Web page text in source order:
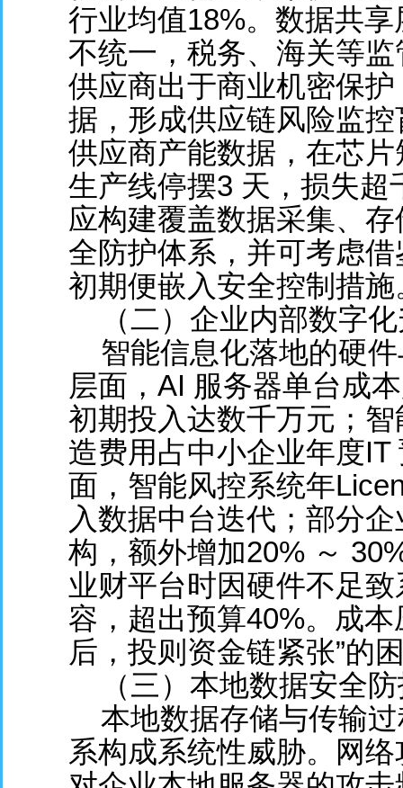
行业均值18%。数据共
不统一，税务、海关等
供应商出于商业机密保
据，形成供应链风险监
供应商产能数据，在芯
生产线停摆3 天，损失
应构建覆盖数据采集、
全防护体系，并可考虑借
初期便嵌入安全控制措施
（二）企业内部数字化
智能信息化落地的硬件
层面，AI 服务器单台成
初期投入达数千万元；
造费用占中小企业年度
面，智能风控系统年
入数据中台迭代；部分
构，额外增加20% ～
业财平台时因硬件不足
容，超出预算40%。成
后，投则资金链紧张”的
（三）本地数据安全防
本地数据存储与传输过
系构成系统性威胁。网